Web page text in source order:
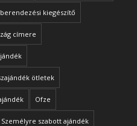
kiegészítő
címere
ötletek
Ofze
Személyre szabott ajándék